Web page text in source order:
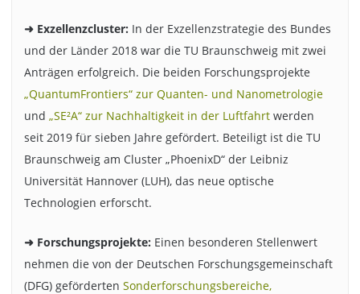
➜ Exzellenzcluster: In der Exzellenzstrategie des Bundes
und der Länder 2018 war die TU Braunschweig mit zwei
Anträgen erfolgreich. Die beiden Forschungsprojekte
„QuantumFrontiers“ zur Quanten- und Nanometrologie
und „SE²A“ zur Nachhaltigkeit in der Luftfahrtwerden
seit 2019 für sieben Jahre gefördert. Beteiligt ist die TU
Braunschweig am Cluster „PhoenixD“ der Leibniz
Universität Hannover (LUH), das neue optische
Technologien erforscht.
➜ Forschungsprojekte: Einen besonderen Stellenwert
nehmen die von der Deutschen Forschungsgemeinschaft
(DFG) geförderten Sonderforschungsbereiche,